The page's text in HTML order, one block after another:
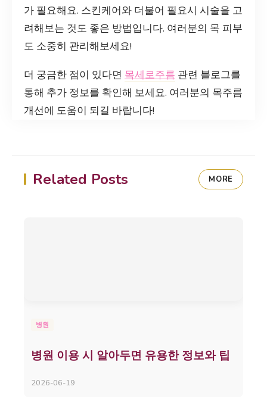
가 필요해요. 스킨케어와 더불어 필요시 시술을 고
려해보는 것도 좋은 방법입니다. 여러분의 목 피부
도 소중히 관리해보세요!
더 궁금한 점이 있다면 목세로주름 관련 블로그를
통해 추가 정보를 확인해 보세요. 여러분의 목주름
개선에 도움이 되길 바랍니다!
Related Posts MORE
병원
병원 이용 시 알아두면 유용한 정보와 팁
2026-06-19